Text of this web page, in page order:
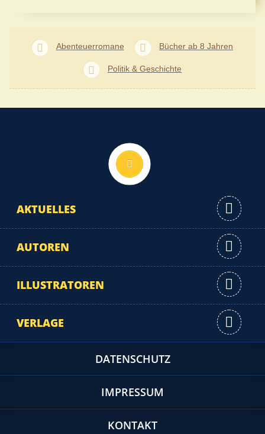
Abenteuerromane Bücher ab 8 Jahren
Politik & Geschichte
AKTUELLES
AUTOREN
ILLUSTRATOREN
VERLAGE
DATENSCHUTZ
IMPRESSUM
KONTAKT